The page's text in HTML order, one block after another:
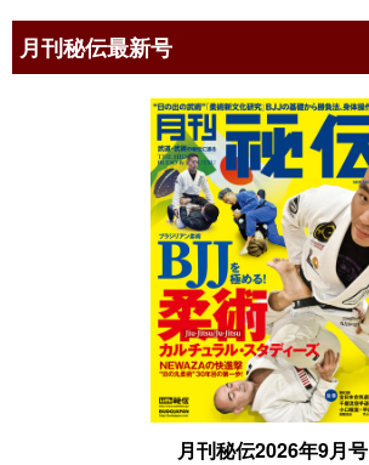
月刊秘伝最新号
月刊秘伝2026年9月号